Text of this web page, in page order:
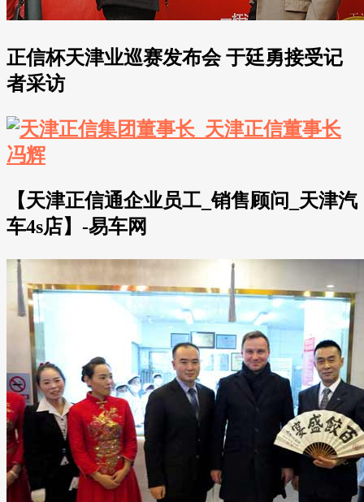
正信杯天津业巡赛发布会 于廷勇接受记
者采访
【天津正信通企业员工_销售顾问_天津汽
车4s店】-易车网